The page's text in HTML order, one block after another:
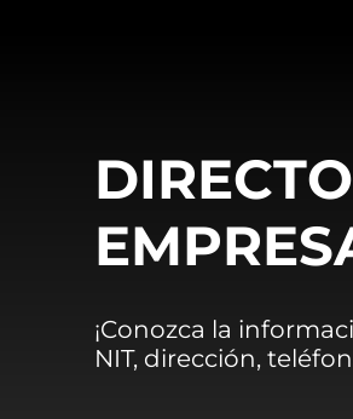
¡Conozca la
NIT, dirección,